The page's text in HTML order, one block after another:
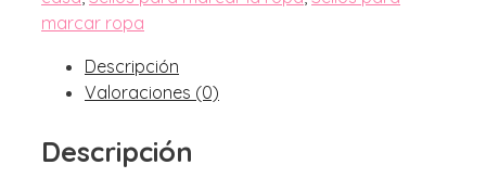
marcar ropa
Descripción
Valoraciones (0)
Descripción